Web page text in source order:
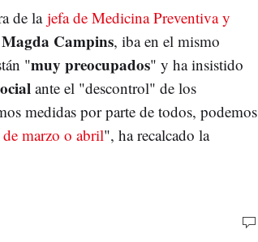
de la jefa de Medicina Preventiva y
Magda Campins, iba en el mismo
"muy preocupados" y ha insistido
ante el "descontrol" de los
medidas por parte de todos, podemos
marzo o abril", ha recalcado la